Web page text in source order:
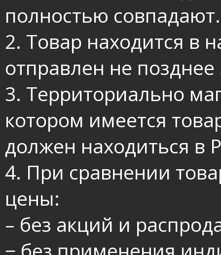
полностью совпадают.
2. Товар находится в
отправлен не
3. Территориально
котором имеется
должен находиться в
4. При сравнении
цены:
– без акций и